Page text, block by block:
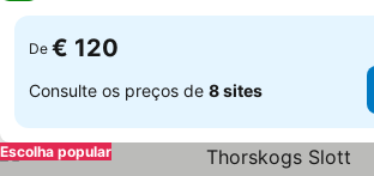
De € 120
Consulte os preços de 8 sites
Escolha popular